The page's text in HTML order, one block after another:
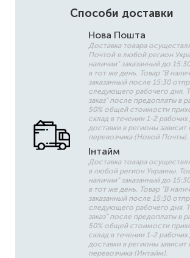
Способи доставки
Нова Пошта
Доставка товара
Почтой в любой регион
наличии" заказанный до
в тот же день. Товар "В
заказанный после 15:30
следующего рабочего дня.
заказ" после предоплаты в
50% общей стоимости
склад в течении 1-2
доставки в регионы зависит
перевозчика (Новой Почты).
Інтайм
Доставка товара
в любой регион Украины.
наличии" заказанный до
в тот же день. Товар "В
заказанный после 15:30
следующего рабочего дня.
заказ" после предоплаты в
50% общей стоимости
склад в течении 1-2
доставки в регионы зависит
перевозчика (Интайм).